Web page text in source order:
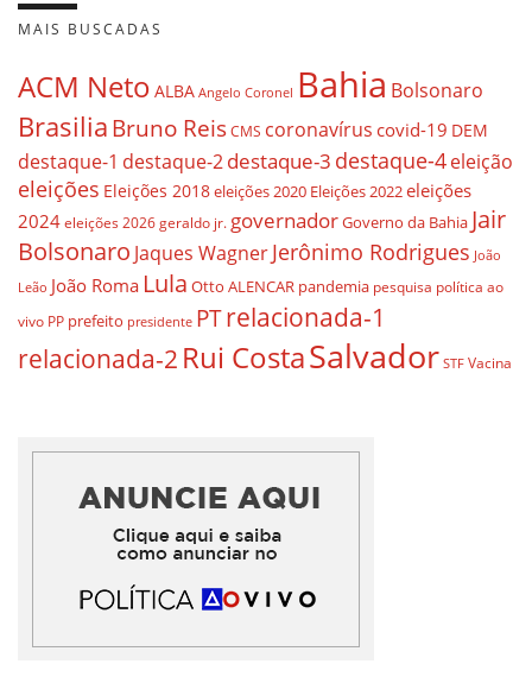
MAIS BUSCADAS
ACM Neto ALBA Angelo Coronel Bahia Bolsonaro
BrasiliaBruno ReisCMS coronavírus covid-19 DEM
destaque-1 destaque-2destaque-3 destaque-4eleição
eleições Eleições 2018eleições 2020 Eleições 2022eleições
2024 eleições 2026 geraldo jr. governadorGoverno da Bahia Jair
Bolsonaro Jaques WagnerJerônimo Rodrigues João
Leão João Roma Lula Otto ALENCAR pandemia pesquisa política ao
vivo PP prefeito presidente PTrelacionada-1
relacionada-2 Rui CostaSalvador STF Vacina